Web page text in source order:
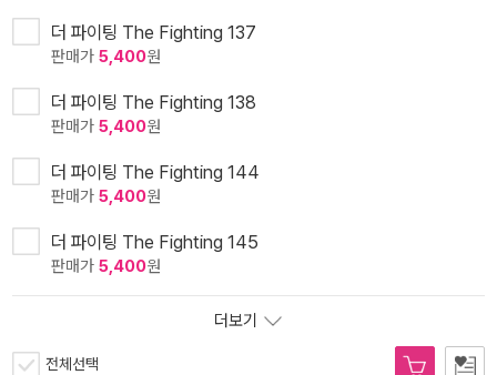
더 파이팅 The Fighting 137
판매가 5,400원
더 파이팅 The Fighting 138
판매가 5,400원
더 파이팅 The Fighting 144
판매가 5,400원
더 파이팅 The Fighting 145
판매가 5,400원
더보기
전체선택